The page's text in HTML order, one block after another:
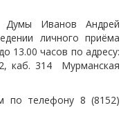
Думы Иванов Андрей
личного приёма
13.00 часов по адресу:
каб. 314 Мурманская
по телефону 8 (8152)